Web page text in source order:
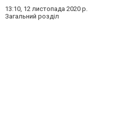
13:10, 12 листопада 2020 р.
Загальний розділ